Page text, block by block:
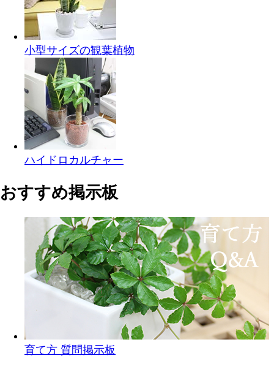
小型サイズの観葉植物
ハイドロカルチャー
おすすめ掲示板
育て方 質問掲示板